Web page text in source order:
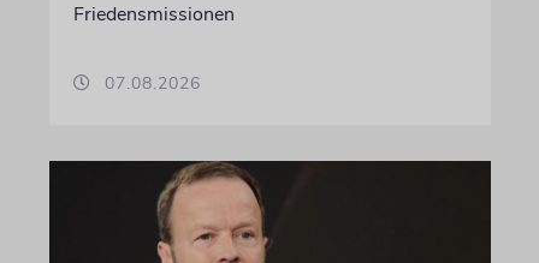
Friedensmissionen
07.08.2026